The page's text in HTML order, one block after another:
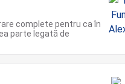
complete pentru ca în
parte legată de